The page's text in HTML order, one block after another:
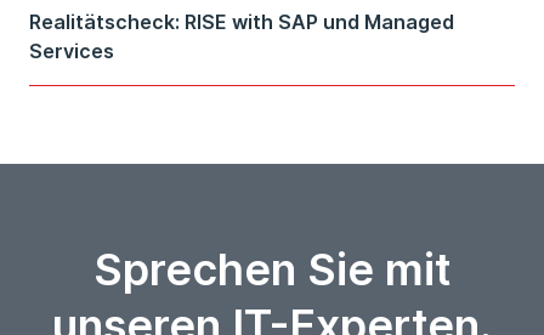
Realitätscheck: RISE with SAP und Managed
Services
Sprechen Sie mit